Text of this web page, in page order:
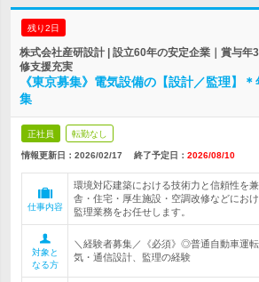
残り2日
株式会社産研設計 | 設立60年の安定企業｜賞与年
修支援充実
《東京募集》電気設備の【設計／監理】
集
正社員 転勤なし
情報更新日：2026/02/17 終了予定日： 2026/08/10
仕事内容
環境対応建築における技術力と信頼性を
舎・住宅・厚生施設・空調改修などにお
監理業務をお任せします。
対象と
なる方
＼経験者募集／《必須》◎普通自動車運
気・通信設計、監理の経験